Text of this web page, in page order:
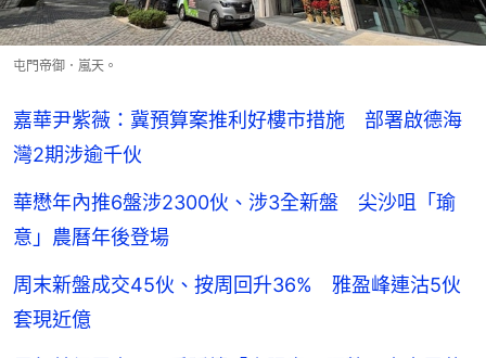
屯門帝御．嵐天。
嘉華尹紫薇：冀預算案推利好樓市措施 部署啟德海
灣2期涉逾千伙
華懋年內推6盤涉2300伙、涉3全新盤 尖沙咀「瑜
意」農曆年後登場
周末新盤成交45伙、按周回升36% 雅盈峰連沽5伙
套現近億